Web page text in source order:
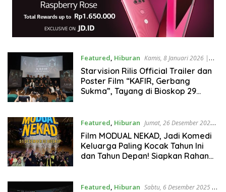
Featured, Hiburan Kamis, 8 Januari 2026 |
17:29
Starvision Rilis Official Trailer dan
Poster Film “KAFIR, Gerbang
Sukma”, Tayang di Bioskop 29
Featured Hiburan Jumat, 26 Desember 2025
| 12:42
Film MODUAL NEKAD, Jadi Komedi
Keluarga Paling Kocak Tahun Ini
dan Tahun Depan! Siapkan Rahang
Featured, Hiburan Sabtu, 6 Desember 2025 |